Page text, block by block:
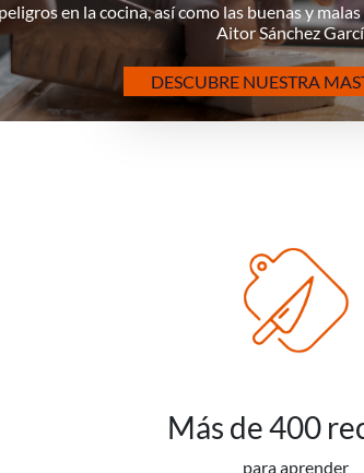
en la cocina, así como las buenas y
Aitor Sánchez
DESCUBRE NUESTRA
Más de 400
para aprender